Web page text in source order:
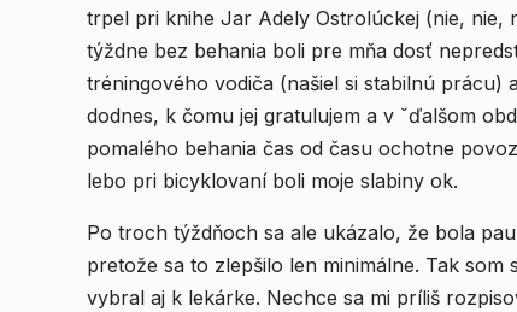
trpel pri knihe Jar Adely Ostrolúckej (nie, nie,
týždne bez behania boli pre mňa dosť
tréningového vodiča (našiel si stabilnú
dodnes, k čomu jej gratulujem a v ˇďalšom období želám jej veľa trpezlivosti;)), ktorá sa okrem
pomalého behania čas od času ochotne
lebo pri bicyklovaní boli moje slabiny ok.
Po troch týždňoch sa ale ukázalo, že bola
pretože sa to zlepšilo len minimálne. Tak
vybral aj k lekárke. Nechce sa mi príliš